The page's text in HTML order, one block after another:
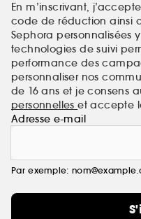
En m’inscrivant,
code de réduction ainsi
Sephora personnalisées
technologies de suivi
performance des
personnaliser nos
de 16 ans et je consens
personnelleset accepte
Adresse e-mail
Par exemple: